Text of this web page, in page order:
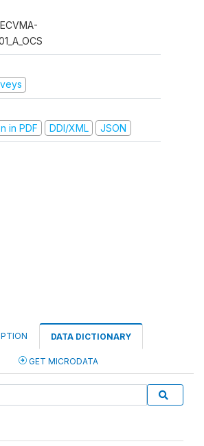
in PDF
DDI/XML JSON
DATA DICTIONARY
GET MICRODATA